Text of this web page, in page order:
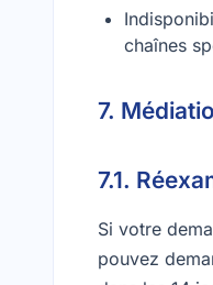
chaînes
7.
7.1.
Si votre
pouvez